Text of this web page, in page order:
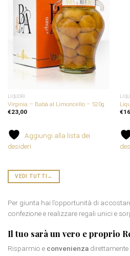
Aggiungi
alla
lista dei
desideri
LIQUORI
Virginia – Babà al Limoncello – 520g
€23,00
Aggiungi alla lista dei
desideri
€
VEDI TUTTI →
Per giunta hai l’opportunità di
confezione e realizzare regali unici e
Il tuo sarà un vero e proprio
Risparmio e convenienza